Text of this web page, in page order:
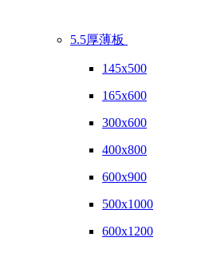
5.5厚薄板
145x500
165x600
300x600
400x800
600x900
500x1000
600x1200